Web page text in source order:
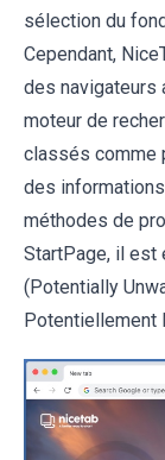
sélection du
Cependant,
des navigateurs
moteur de
classés comme
des
méthodes de
StartPage, il est
(Potentially
Potentiellement